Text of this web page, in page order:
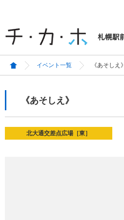
イベント一覧 《あそしえ》
《あそしえ》
北大通交差点広場［東］